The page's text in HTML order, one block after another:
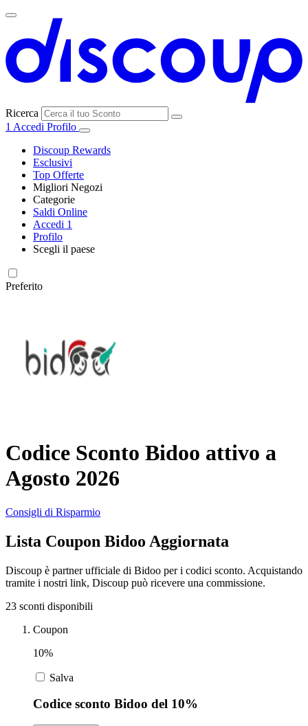
Ricerca
1 Accedi Profilo
Discoup Rewards
Esclusivi
Top Offerte
Migliori Negozi
SHEIN
eBay
YOOX
ITA Airways
Fineco
Alpitour
Categorie
Elettronica e
e Accessori
Vacanze e
Hotel
Cosmetici e
Trasporti
Saldi Online
Accedi 1
Profilo
Scegli il paese
Preferito
Codice Sconto Bidoo attivo a
Agosto 2026
Consigli di Risparmio
Lista Coupon Bidoo Aggiornata
Discoup è partner ufficiale di Bidoo per i codici sconto. Acquistando
tramite i nostri link, Discoup può ricevere una commissione.
23 sconti disponibili
Coupon
10%
Salva
Codice sconto Bidoo del 10%